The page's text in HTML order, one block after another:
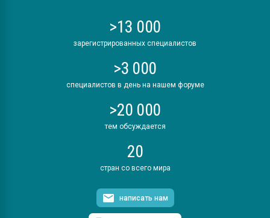
>13 000
зарегистрированных специалистов
>3 000
специалистов в день на нашем форуме
>20 000
тем обсуждается
20
стран со всего мира
написать нам